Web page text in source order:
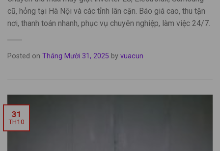
cũ, hỏng tại Hà Nội và các tỉnh lân cận. Báo giá cao, thu tận
nơi, thanh toán nhanh, phục vụ chuyên nghiệp, làm việc 24/7.
Posted on Tháng Mười 31, 2025 by vuacun
31
TH10